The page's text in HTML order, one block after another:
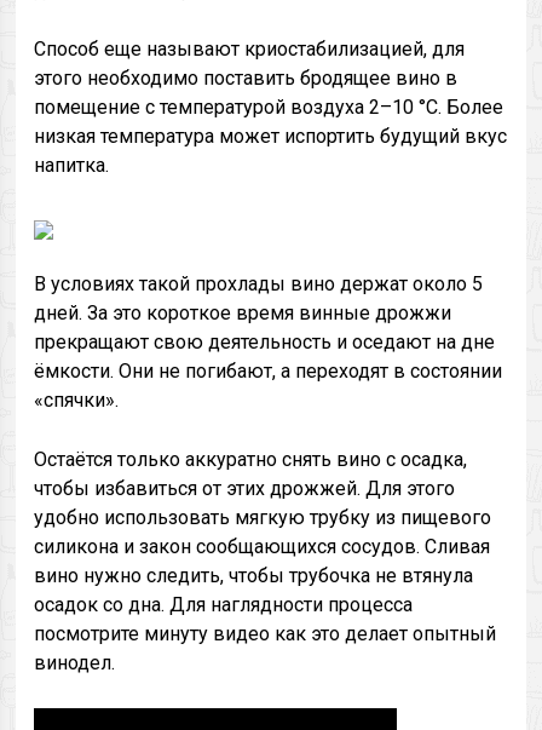
Способ еще называют криостабилизацией, для
этого необходимо поставить бродящее вино в
помещение с температурой воздуха 2–10 °С. Более
низкая температура может испортить будущий вкус
напитка.
В условиях такой прохлады вино держат около 5
дней. За это короткое время винные дрожжи
прекращают свою деятельность и оседают на дне
ёмкости. Они не погибают, а переходят в состоянии
«спячки».
Остаётся только аккуратно снять вино с осадка,
чтобы избавиться от этих дрожжей. Для этого
удобно использовать мягкую трубку из пищевого
силикона и закон сообщающихся сосудов. Сливая
вино нужно следить, чтобы трубочка не втянула
осадок со дна. Для наглядности процесса
посмотрите минуту видео как это делает опытный
винодел.